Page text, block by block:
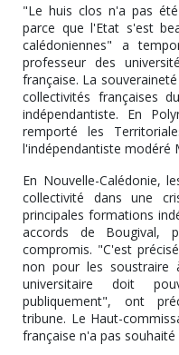
"Le huis clos n'a pas
parce que l'Etat s'est
calédoniennes" a
professeur des
française. La
collectivités françaises
indépendantiste. En
remporté les
l'indépendantiste modéré
En Nouvelle-Calédonie,
collectivité dans une
principales formations
accords de Bougival,
compromis. "C'est
non pour les soustraire
universitaire doit
publiquement", ont
tribune. Le Haut-
française n'a pas souhaité